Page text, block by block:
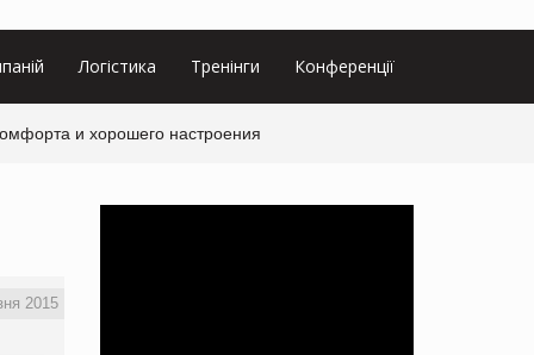
Логістика Тренінги Конференції
и хорошего настроения
2015